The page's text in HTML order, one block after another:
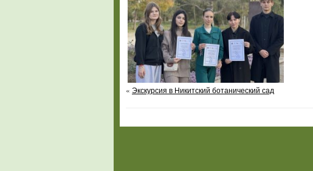
« Экскурсия в Никитский ботанический сад